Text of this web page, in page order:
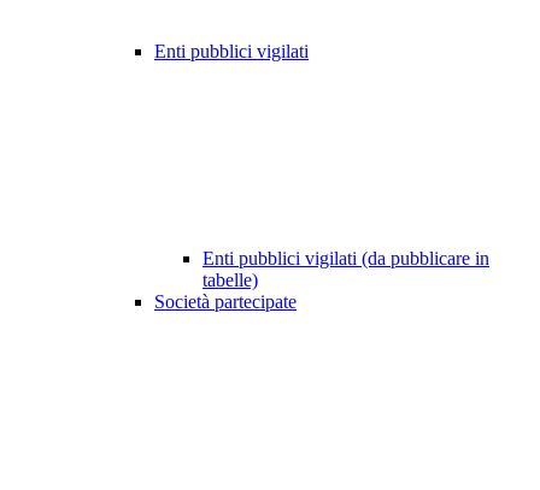
Enti pubblici vigilati
Enti pubblici vigilati (da pubblicare in
tabelle)
Società partecipate